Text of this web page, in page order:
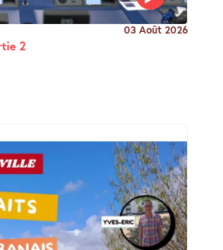
03 Août 2026
2